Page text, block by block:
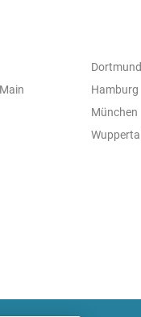
Dortmund
Hamburg
München
Wuppertal